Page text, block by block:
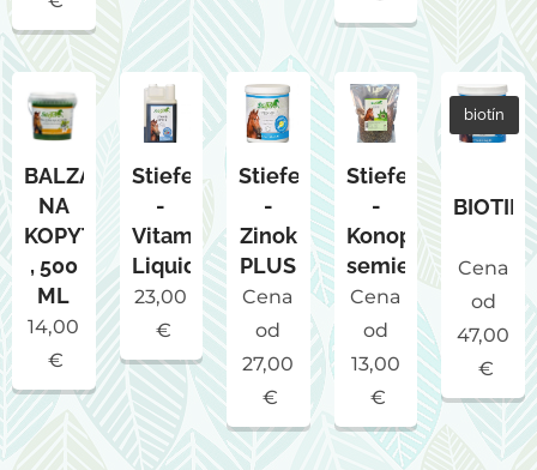
BALZAM
NA
KOPYTÁ
, 500
ML
14,00
€
Stiefel
-
Vitamin
Liquid
23,00
€
Stiefel
-
Zinok
PLUS
Cena
od
27,00
€
Stiefel
-
Konopné
semienka
Cena
od
13,00
€
BIOTIN
biotín
Cena
od
47,00
€